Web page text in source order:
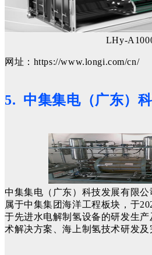
LHy-
网址：https://www.longi.com/cn/
5. 中集集电（广东）
中集集电（广东）科技发展有限
属于中集集团海洋工程板块，于
于先进水电解制氢设备的研发生
术解决方案、海上制氢技术研发及